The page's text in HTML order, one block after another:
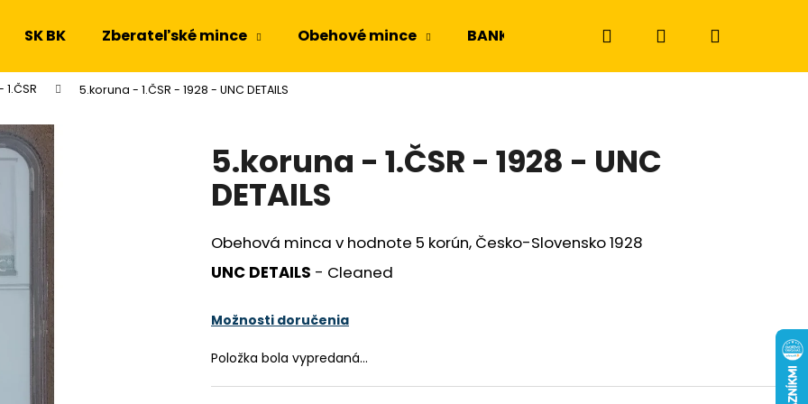
SK BK Zberateľské mince Obehové mince BANKOVKY NGC a PMG Odznaky a
HľadaťPrihlásenieNákupný
5.koruna - 1.ČSR - 1928 - UNC DETAILS
5.koruna - 1.ČSR - 1928 - UNC
DETAILS
Obehová minca v hodnote 5 korún, Česko-Slovensko 1928
UNC DETAILS - Cleaned
Možnosti doručenia
Položka bola vypredaná…
Čo potrebujete nájsť?
HĽADAŤ